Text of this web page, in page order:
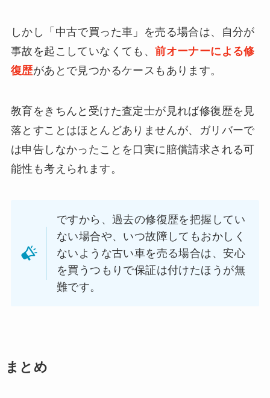
しかし「中古で買った車」を売る場合は、自分が
事故を起こしていなくても、前オーナーによる修
復歴があとで見つかるケースもあります。
教育をきちんと受けた査定士が見れば修復歴を見
落とすことはほとんどありませんが、ガリバーで
は申告しなかったことを口実に賠償請求される可
能性も考えられます。
ですから、過去の修復歴を把握してい
ない場合や、いつ故障してもおかしく
ないような古い車を売る場合は、安心
を買うつもりで保証は付けたほうが無
難です。
まとめ